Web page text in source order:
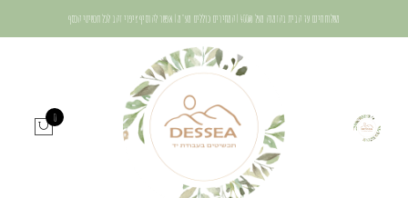
משלוח חינם עד הבית בהזמנה מעל 400₪ | המחירים כוללים מע"מ | אפשר להוסיף ציפוי זהב לכל תכשיטי הכסף
0